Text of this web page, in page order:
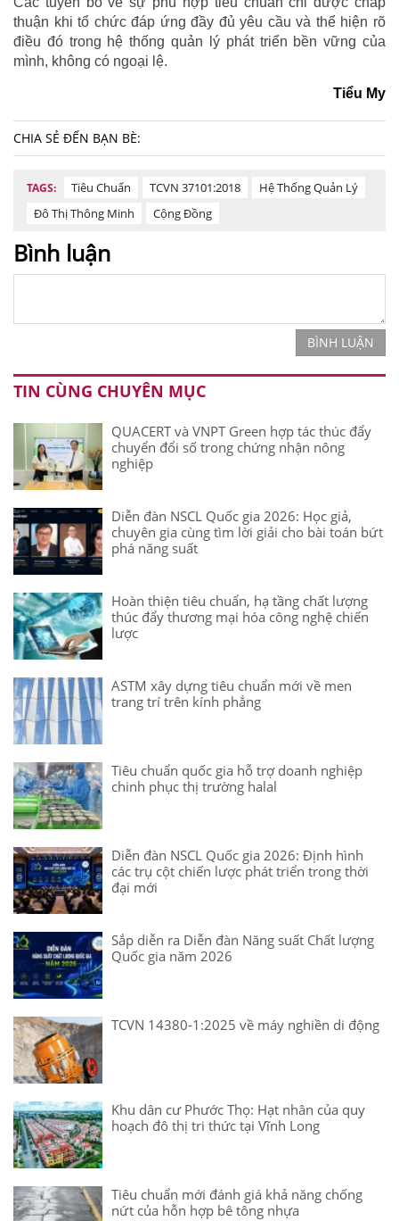
thuận khi tổ chức đáp ứng đầy đủ yêu cầu và thể hiện rõ
điều đó trong hệ thống quản lý phát triển bền vững của
mình, không có ngoại lệ.
Tiểu My
CHIA SẺ ĐẾN BẠN BÈ:
TAGS: Tiêu Chuẩn TCVN 37101:2018
Hệ Thống Quản Lý
Đô Thị Thông Minh
Cộng Đồng
Bình luận
BÌNH LUẬN
TIN CÙNG CHUYÊN MỤC
QUACERT và VNPT Green hợp tác thúc đẩy
chuyển đổi số trong chứng nhận nông
nghiệp
Diễn đàn NSCL Quốc gia 2026: Học giả,
chuyên gia cùng tìm lời giải cho bài toán bứt
phá năng suất
Hoàn thiện tiêu chuẩn, hạ tầng chất lượng
thúc đẩy thương mại hóa công nghệ chiến
lược
ASTM xây dựng tiêu chuẩn mới về men
trang trí trên kính phẳng
Tiêu chuẩn quốc gia hỗ trợ doanh nghiệp
chinh phục thị trường halal
Diễn đàn NSCL Quốc gia 2026: Định hình
các trụ cột chiến lược phát triển trong thời
đại mới
Sắp diễn ra Diễn đàn Năng suất Chất lượng
Quốc gia năm 2026
TCVN 14380-1:2025 về máy nghiền di động
Khu dân cư Phước Thọ: Hạt nhân của quy
hoạch đô thị tri thức tại Vĩnh Long
Tiêu chuẩn mới đánh giá khả năng chống
nứt của hỗn hợp bê tông nhựa